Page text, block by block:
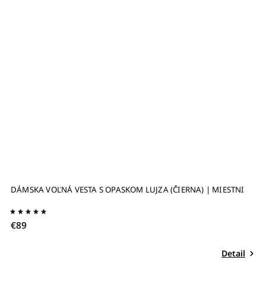
TENISKY STAR MASTER BLACK | NOVESTA
€69
Detail